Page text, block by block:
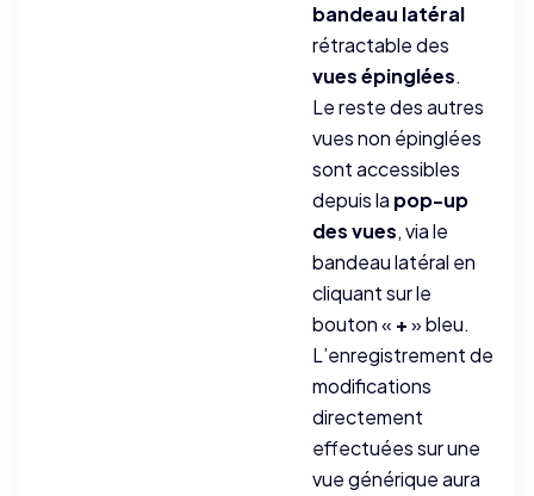
bandeau latéral
rétractable des
vues épinglées.
Le reste des autres
vues non épinglées
sont accessibles
depuis la pop-up
des vues, via le
bandeau latéral en
cliquant sur le
bouton « +» bleu.
L’enregistrement de
modifications
directement
effectuées sur une
vue générique aura